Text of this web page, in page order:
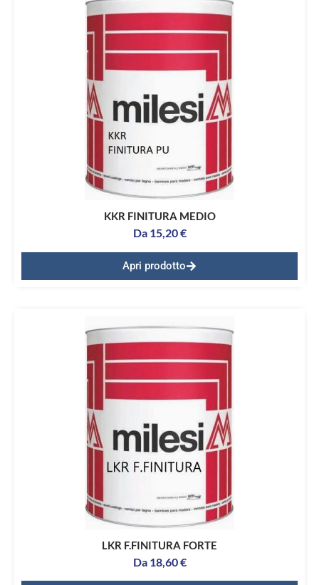
KKR FINITURA MEDIO
Da 15,20€
Apri prodotto
LKR F.FINITURA FORTE
Da 18,60€